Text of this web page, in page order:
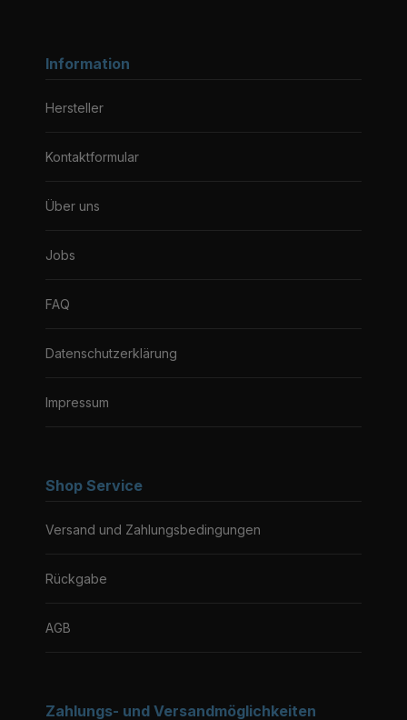
Information
Hersteller
Kontaktformular
Über uns
Jobs
FAQ
Datenschutzerklärung
Impressum
Shop Service
Versand und Zahlungsbedingungen
Rückgabe
AGB
Zahlungs- und Versandmöglichkeiten